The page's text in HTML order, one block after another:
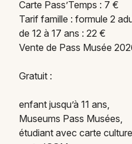
Carte Pass’Temps : 7 €
Tarif famille : formule 2
de 12 à 17 ans : 22 €
Vente de Pass Musée
Gratuit :
enfant jusqu’à 11 ans,
Museums Pass Musées,
étudiant avec carte